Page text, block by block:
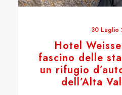
30 Luglio
Hotel
fascino delle
un rifugio
dell’Alta